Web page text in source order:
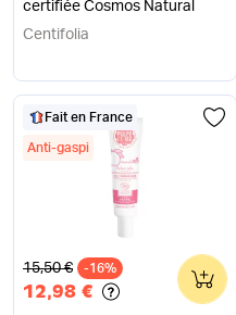
certifiée Cosmos Natural
Centifolia
Fait en France
Anti-gaspi
Ancien prix
15,50 € -16%
12,98 €
0